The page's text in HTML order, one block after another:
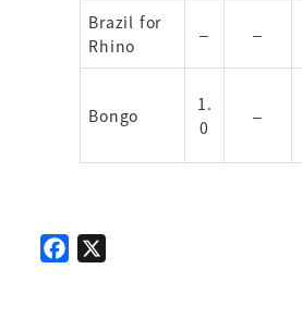
Brazil for
Rhino
– –
Bongo
1.
0
–